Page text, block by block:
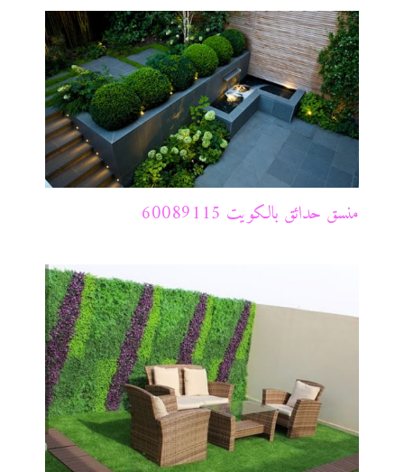
منسق حدائق بالكويت 60089115